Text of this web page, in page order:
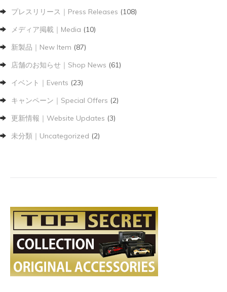
プレスリリース｜Press Releases (108)
メディア掲載｜Media (10)
新製品｜New Item (87)
店舗のお知らせ｜Shop News (61)
イベント｜Events (23)
キャンペーン｜Special Offers (2)
更新情報｜Website Updates (3)
未分類｜Uncategorized (2)